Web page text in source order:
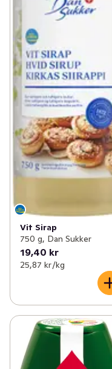
Vit Sirap
750 g, Dan Sukker
19,40 kr
25,87 kr /kg